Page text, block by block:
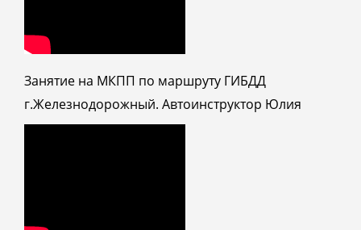
Занятие на МКПП по маршруту ГИБДД
г.Железнодорожный. Автоинструктор Юлия